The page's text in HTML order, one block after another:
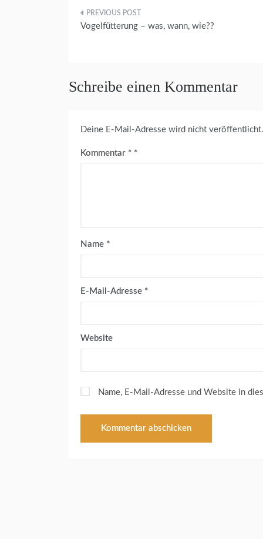
Beitragsnavigation
Vogelfütterung – was, wann, wie??
Schreibe einen Kommentar
Deine E-Mail-Adresse wird nicht veröffentlicht.
Kommentar *
Name *
E-Mail-Adresse *
Website
Name, E-Mail-Adresse und Website in